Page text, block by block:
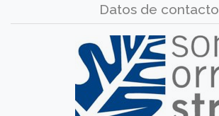
Datos de contacto